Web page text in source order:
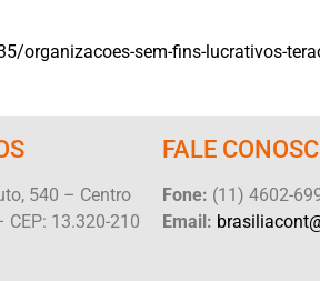
organizacoes-sem-fins-lucrativos-
540 – Centro
13.320-210
FALE
Fone: (11) 4602-
Email: